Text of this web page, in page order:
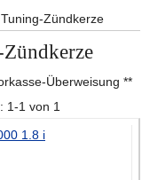
Zündkerze
Überweisung **
1-1 von 1
1.8 i